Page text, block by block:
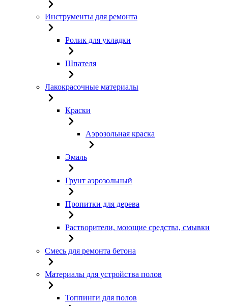
Инструменты для ремонта
Ролик для укладки
Шпателя
Лакокрасочные материалы
Краски
Аэрозольная краска
Эмаль
Грунт аэрозольный
Пропитки для дерева
Растворители, моющие средства, смывки
Смесь для ремонта бетона
Материалы для устройства полов
Топпинги для полов